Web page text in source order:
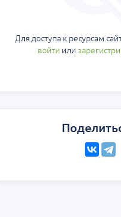
на 360°.
Россия, Москва07 сентября
Для доступа к ресурсам
войти или